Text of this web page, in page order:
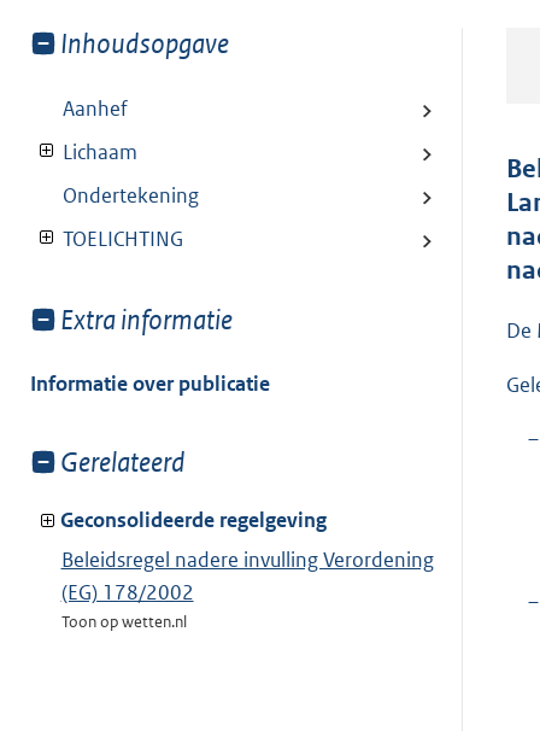
Toon
van:
Inhoudsopgave
Aanhef
Lichaam
Ondertekening
TOELICHTING
Toon
van:
Extra informatie
Informatie over publicatie
Toon
van:
Gerelateerd
Geconsolideerde regelgeving
Beleidsregel nadere invulling Verordening
(EG) 178/2002
Toon op wetten.nl
De
–
–